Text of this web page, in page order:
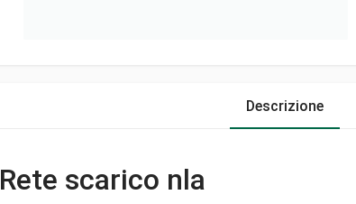
Descrizione
Rete scarico nla